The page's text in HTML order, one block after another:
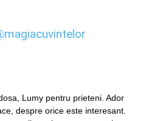
Lumy pentru prieteni. Ador
despre orice este interesant.